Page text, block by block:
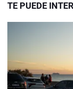
TE PUEDE